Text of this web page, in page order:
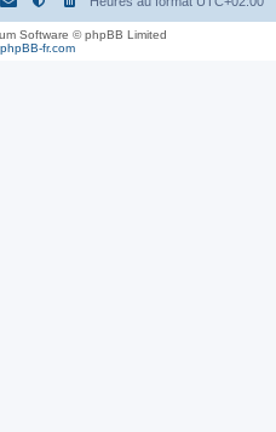
Software © phpBB Limited
phpBB-fr.com